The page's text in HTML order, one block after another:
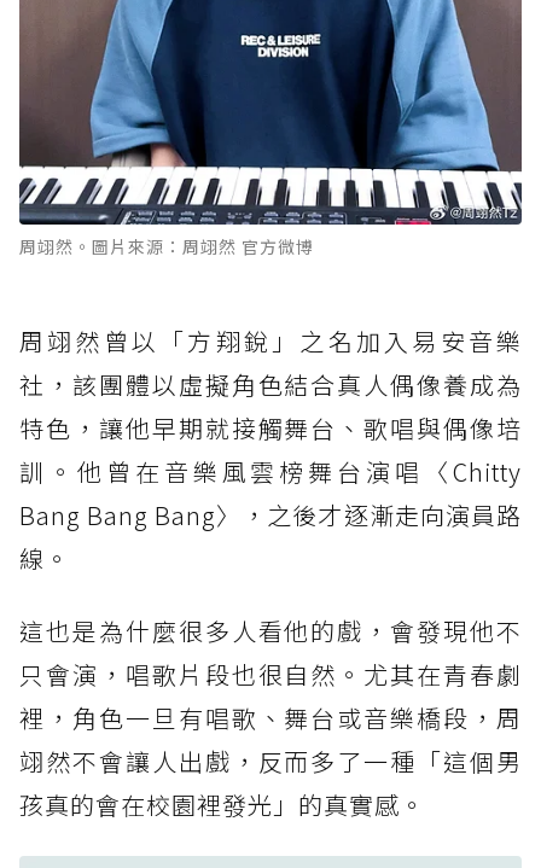
周翊然。圖片來源：周翊然 官方微博
周翊然曾以「方翔銳」之名加入易安音樂
社，該團體以虛擬角色結合真人偶像養成為
特色，讓他早期就接觸舞台、歌唱與偶像培
訓。他曾在音樂風雲榜舞台演唱〈Chitty
Bang Bang Bang〉，之後才逐漸走向演員路
線。
這也是為什麼很多人看他的戲，會發現他不
只會演，唱歌片段也很自然。尤其在青春劇
裡，角色一旦有唱歌、舞台或音樂橋段，周
翊然不會讓人出戲，反而多了一種「這個男
孩真的會在校園裡發光」的真實感。